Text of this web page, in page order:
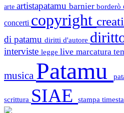
arte artistapatamu barnier borderò
concerti copyright
di patamu diritti d'autore
interviste legge live marcatura
musica Patamu
scrittura SIAE stampa